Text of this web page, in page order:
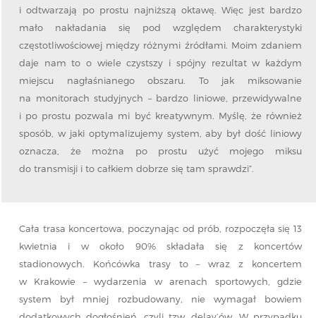
i odtwarzają po prostu najniższą oktawę. Więc jest bardzo
mało nakładania się pod względem charakterystyki
częstotliwościowej między różnymi źródłami. Moim zdaniem
daje nam to o wiele czystszy i spójny rezultat w każdym
miejscu nagłaśnianego obszaru. To jak miksowanie
na monitorach studyjnych – bardzo liniowe, przewidywalne
i po prostu pozwala mi być kreatywnym. Myślę, że również
sposób, w jaki optymalizujemy system, aby był dość liniowy
oznacza, że ​​można po prostu użyć mojego miksu
do transmisji i to całkiem dobrze się tam sprawdzi”.
Cała trasa koncertowa, poczynając od prób, rozpoczęła się 13
kwietnia i w około 90% składała się z koncertów
stadionowych. Końcówka trasy to – wraz z koncertem
w Krakowie – wydarzenia w arenach sportowych, gdzie
system był mniej rozbudowany, nie wymagał bowiem